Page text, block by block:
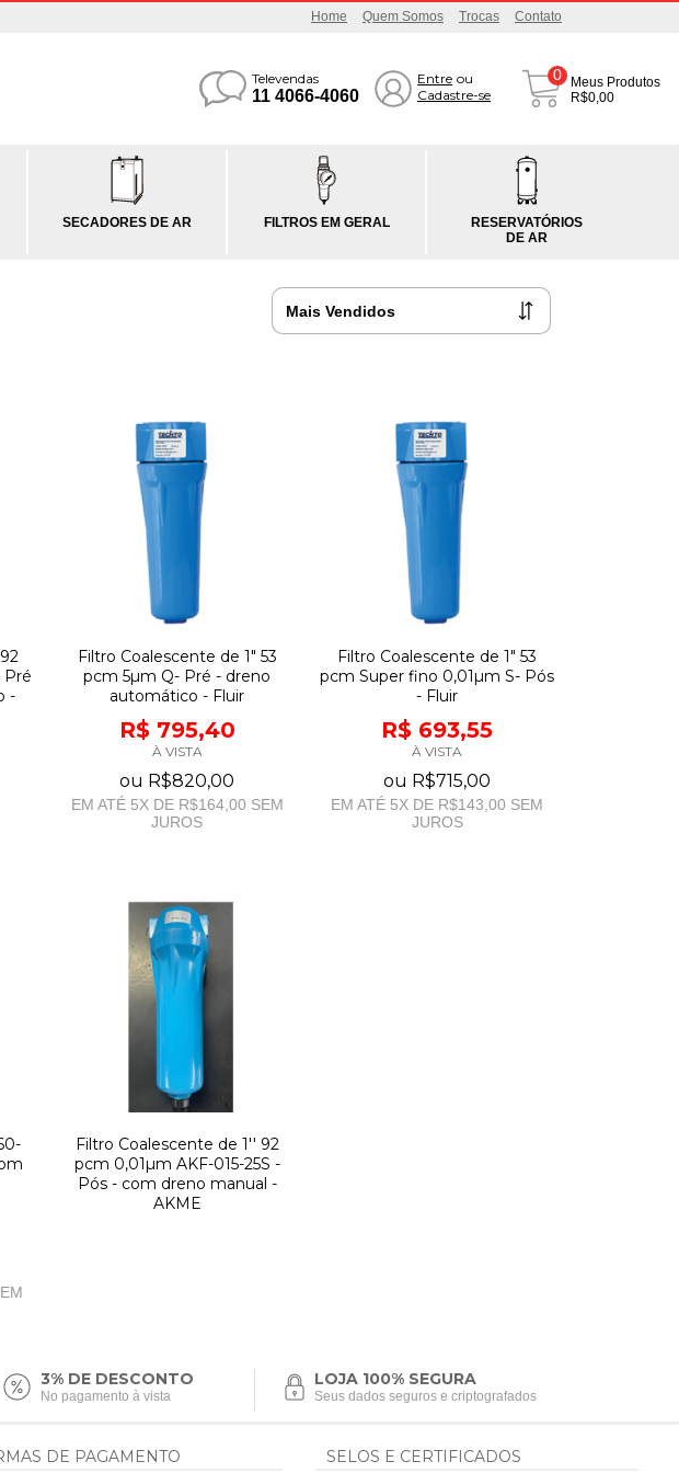
Home Quem Somos Trocas Contato
Televendas
11 4066-4060
Entre ou
Cadastre-se
0
Meus Produtos
R$0,00
SECADORES DE AR FILTROS EM GERAL
RESERVATÓRIOS
DE AR
Pré
-
Filtro Coalescente de 1" 53
pcm 5µm Q- Pré - dreno
automático - Fluir
R$ 795,40
À VISTA
ou R$820,00
EM ATÉ 5X DE R$164,00 SEM
JUROS
Filtro Coalescente de 1" 53
pcm Super fino 0,01µm S- Pós
- Fluir
R$ 693,55
À VISTA
ou R$715,00
EM ATÉ 5X DE R$143,00 SEM
JUROS
Filtro Coalescente de 1'' 92
pcm 0,01µm AKF-015-25S -
Pós - com dreno manual -
AKME
3% DE DESCONTO
No pagamento à vista
LOJA 100% SEGURA
Seus dados seguros e criptografados
DE PAGAMENTO SELOS E CERTIFICADOS